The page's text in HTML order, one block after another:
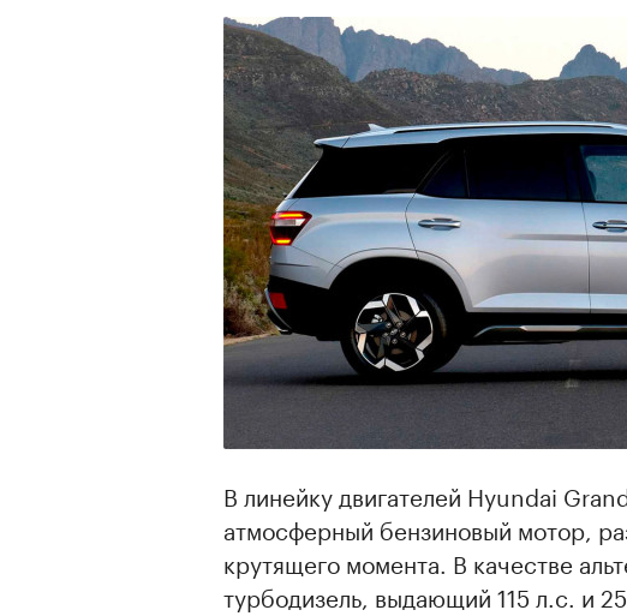
00:00 / 00:00
В линейку двигателей Hyundai
атмосферный бензиновый мотор,
крутящего момента. В качестве
турбодизель, выдающий 115 л.с. и